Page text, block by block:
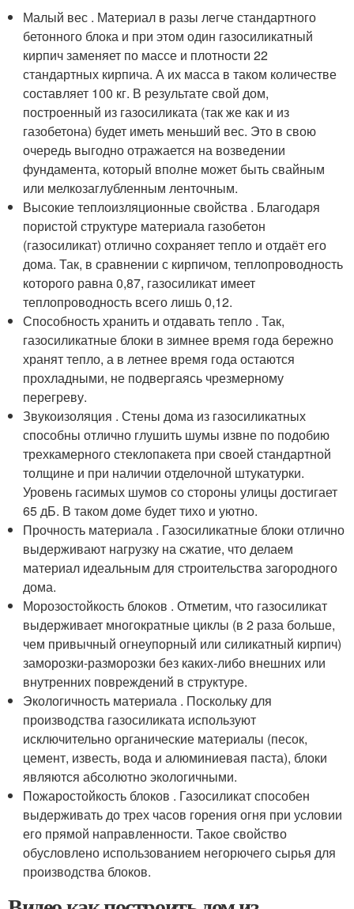
Малый вес . Материал в разы легче стандартного
бетонного блока и при этом один газосиликатный
кирпич заменяет по массе и плотности 22
стандартных кирпича. А их масса в таком количестве
составляет 100 кг. В результате свой дом,
построенный из газосиликата (так же как и из
газобетона) будет иметь меньший вес. Это в свою
очередь выгодно отражается на возведении
фундамента, который вполне может быть свайным
или мелкозаглубленным ленточным.
Высокие теплоизляционные свойства . Благодаря
пористой структуре материала газобетон
(газосиликат) отлично сохраняет тепло и отдаёт его
дома. Так, в сравнении с кирпичом, теплопроводность
которого равна 0,87, газосиликат имеет
теплопроводность всего лишь 0,12.
Способность хранить и отдавать тепло . Так,
газосиликатные блоки в зимнее время года бережно
хранят тепло, а в летнее время года остаются
прохладными, не подвергаясь чрезмерному
перегреву.
Звукоизоляция . Стены дома из газосиликатных
способны отлично глушить шумы извне по подобию
трехкамерного стеклопакета при своей стандартной
толщине и при наличии отделочной штукатурки.
Уровень гасимых шумов со стороны улицы достигает
65 дБ. В таком доме будет тихо и уютно.
Прочность материала . Газосиликатные блоки отлично
выдерживают нагрузку на сжатие, что делаем
материал идеальным для строительства загородного
дома.
Морозостойкость блоков . Отметим, что газосиликат
выдерживает многократные циклы (в 2 раза больше,
чем привычный огнеупорный или силикатный кирпич)
заморозки-разморозки без каких-либо внешних или
внутренних повреждений в структуре.
Экологичность материала . Поскольку для
производства газосиликата используют
исключительно органические материалы (песок,
цемент, известь, вода и алюминиевая паста), блоки
являются абсолютно экологичными.
Пожаростойкость блоков . Газосиликат способен
выдерживать до трех часов горения огня при условии
его прямой направленности. Такое свойство
обусловлено использованием негорючего сырья для
производства блоков.